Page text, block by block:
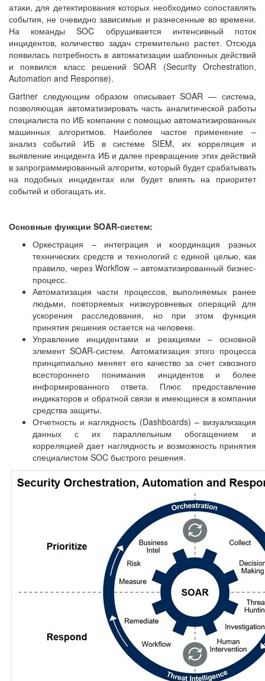
атаки, для детектирования которых необходимо сопоставлять
события, не очевидно зависимые и разнесенные во времени.
На команды SOC обрушивается интенсивный поток
инцидентов, количество задач стремительно растет. Отсюда
появилась потребность в автоматизации шаблонных действий
и появился класс решений SOAR (Security Orchestration,
Automation and Response).
Gartner следующим образом описывает SOAR — система,
позволяющая автоматизировать часть аналитической работы
специалиста по ИБ компании с помощью автоматизированных
машинных алгоритмов. Наиболее частое применение –
анализ событий ИБ в системе SIEM, их корреляция и
выявление инцидента ИБ и далее превращение этих действий
в запрограммированный алгоритм, который будет срабатывать
на подобных инцидентах или будет влиять на приоритет
событий и обогащать их.
Основные функции SOAR-систем:
Оркестрация – интеграция и координация разных
технических средств и технологий с единой целью, как
правило, через Workflow – автоматизированный бизнес-
процесс.
Автоматизация части процессов, выполняемых ранее
людьми, повторяемых низкоуровневых операций для
ускорения расследования, но при этом функция
принятия решения остается на человеке.
Управление инцидентами и реакциями – основной
элемент SOAR-систем. Автоматизация этого процесса
принципиально меняет его качество за счет сквозного
всестороннего понимания инцидентов и более
информированного ответа. Плюс предоставление
индикаторов и обратной связи в имеющиеся в компании
средства защиты.
Отчетность и наглядность (Dashboards) – визуализация
данных с их параллельным обогащением и
корреляцией дает наглядность и возможность принятия
специалистом SOC быстрого решения.